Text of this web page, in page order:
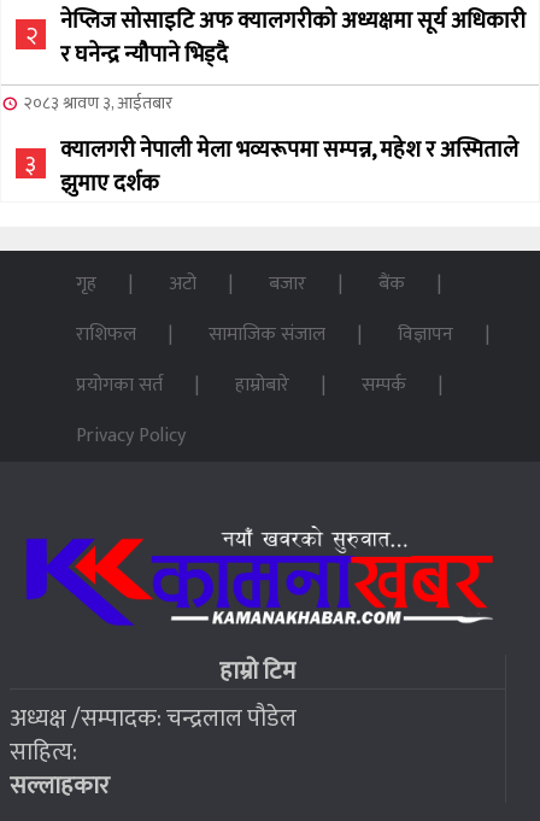
२
नेप्लिज सोसाइटि अफ क्यालगरीको अध्यक्षमा सूर्य अधिकारी
र घनेन्द्र न्यौपाने भिड्दै
२०८३ श्रावण ३, आईतबार
३
क्यालगरी नेपाली मेला भव्यरूपमा सम्पन्न, महेश र अस्मिताले
झुमाए दर्शक
NCSC को अध्यक्ष पदको लागी सूर्य अधिकारीको उम्मेदवारी
पन्ध्र सय घर निर्माणका लागि सेनालाई ८५ करोड
६ जहाँ चट्याङबाट बच्न रक्सी छर्केर घरभित्र पस्छन् स्थानीय
२०७६ बैशाख १३, शुक्रबार
फोरम सुनसरीको अध्यक्षमा खत्वे विजयी
२०७६ बैशाख १३, शुक्रबार
८ भूकम्प पीडितलाई घर निर्माण गर्न लालपुर्जा
गृह अटो बजार
बैंक
राशिफल
सामाजिक संजाल
विज्ञापन
प्रयोगका सर्त
हाम्रोबारे
सम्पर्क
Privacy Policy
हाम्रो टिम
अध्यक्ष /सम्पादक: चन्द्रलाल पौडेल
साहित्य:
सल्लाहकार